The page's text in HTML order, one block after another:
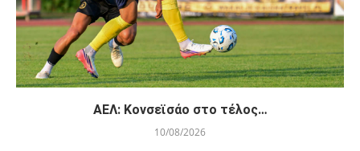
ΑΕΛ: Κονσεϊσάο στο τέλος…
10/08/2026